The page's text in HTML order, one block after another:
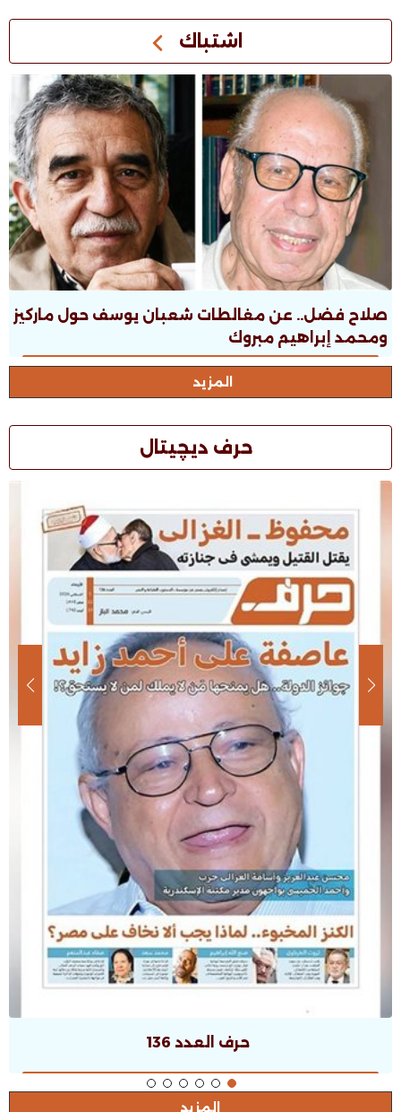
اشتباك
صلاح فضل.. عن مغالطات شعبان يوسف حول ماركيز
ومحمد إبراهيم مبروك
المزيد
حرف ديچيتال
المزيد